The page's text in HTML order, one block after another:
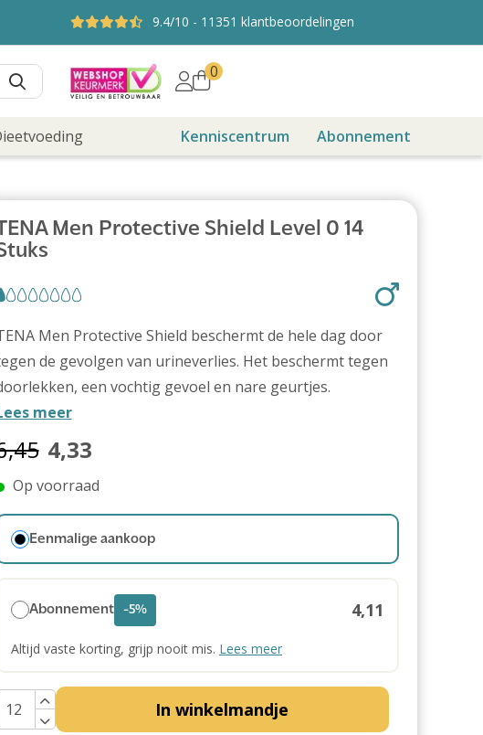
9.4/10 - 11351 klantbeoordelingen
0
Kenniscentrum Abonnement
Men Protective Shield Level 0 14
Men Protective Shield beschermt de hele dag door
de gevolgen van urineverlies. Het beschermt tegen
een vochtig gevoel en nare geurtjes.
meer
4,33
Op voorraad
Eenmalige aankoop
Abonnement -5% 4,11
Altijd vaste korting, grijp nooit mis. Lees meer
In winkelmandje